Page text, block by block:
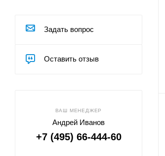
Задать вопрос
Оставить отзыв
ВАШ МЕНЕДЖЕР
Андрей Иванов
+7 (495) 66-444-60